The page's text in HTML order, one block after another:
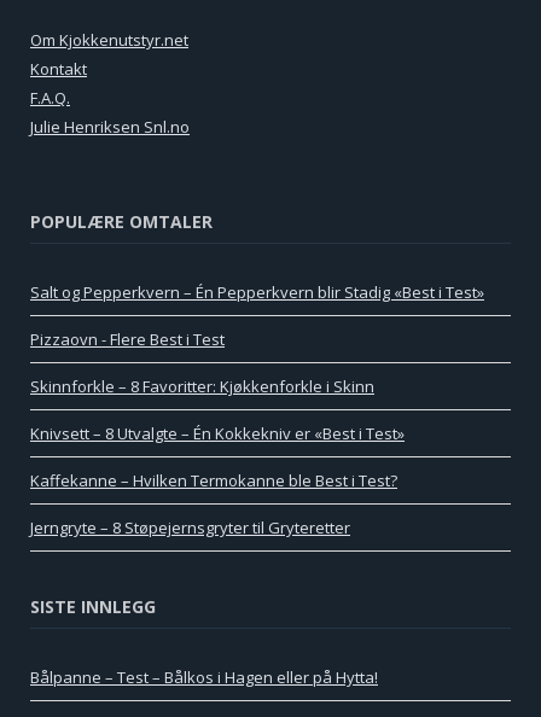
Om Kjokkenutstyr.net
Kontakt
F.A.Q.
Julie Henriksen Snl.no
POPULÆRE OMTALER
Salt og Pepperkvern – Én Pepperkvern blir Stadig «Best i Test»
Pizzaovn - Flere Best i Test
Skinnforkle – 8 Favoritter: Kjøkkenforkle i Skinn
Knivsett – 8 Utvalgte – Én Kokkekniv er «Best i Test»
Kaffekanne – Hvilken Termokanne ble Best i Test?
Jerngryte – 8 Støpejernsgryter til Gryteretter
SISTE INNLEGG
Bålpanne – Test – Bålkos i Hagen eller på Hytta!